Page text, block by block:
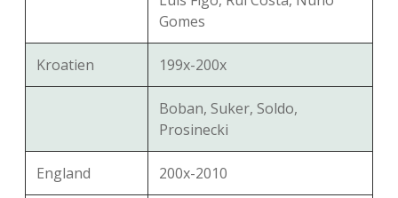
Gomes
Kroatien 199x-200x
Boban, Suker, Soldo,
Prosinecki
England 200x-2010